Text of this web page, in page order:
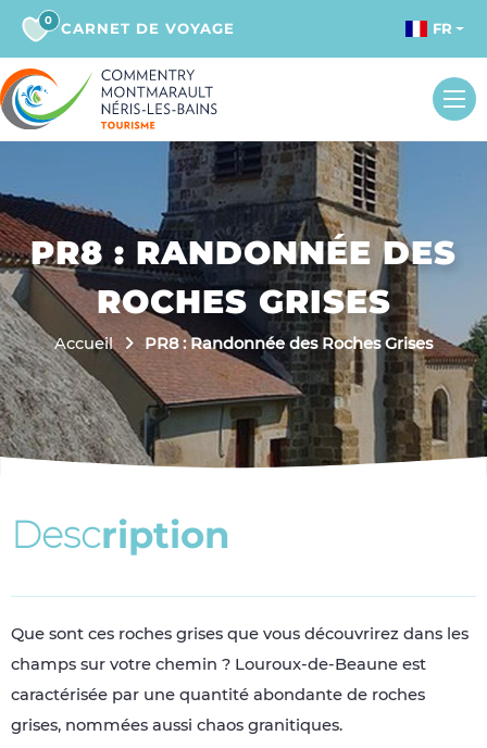
0 CARNET DE VOYAGE FR
PR8 : RANDONNÉE DES
ROCHES GRISES
Accueil PR8 : Randonnée des Roches Grises
Description
Que sont ces roches grises que vous découvrirez dans les
champs sur votre chemin ? Louroux-de-Beaune est
caractérisée par une quantité abondante de roches
grises, nommées aussi chaos granitiques.